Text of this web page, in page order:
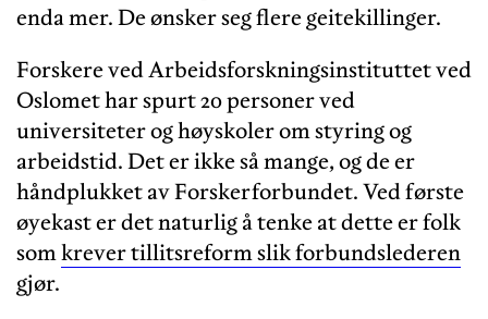
enda mer. De ønsker seg flere geitekillinger.
Forskere ved Arbeidsforskningsinstituttet ved
Oslomet har spurt 20 personer ved
universiteter og høyskoler om styring og
arbeidstid. Det er ikke så mange, og de er
håndplukket av Forskerforbundet. Ved første
øyekast er det naturlig å tenke at dette er folk
somkrever tillitsreform slik forbundslederen
gjør.